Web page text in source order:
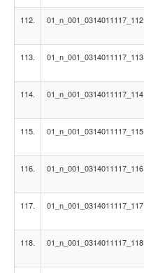
112. 01_n_001_0314011117_112
113. 01_n_001_0314011117_113
114. 01_n_001_0314011117_114
115. 01_n_001_0314011117_115
116. 01_n_001_0314011117_116
117. 01_n_001_0314011117_117
118. 01_n_001_0314011117_118